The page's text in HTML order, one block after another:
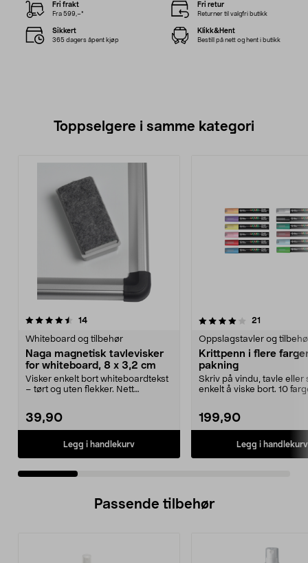
Fri frakt
Fra 599,–*
Fri retur
Returner til valgfri butikk
Sikkert
365 dagers åpent kjøp
Klikk&Hent
Bestill på nett og hent i butikk
Toppselgere i samme kategori
14anmeldelser
Whiteboard og tilbehør
Naga magnetisk tavlevisker
for whiteboard, 8 x 3,2 cm
Visker enkelt bort whiteboardtekst
– tørt og uten flekker. Nett
39,90
Legg i handlekurv
4.0 av 5 stjerner 21
Oppslagstavler og
Krittpenn i flere
pakning
Skriv på vindu, tavle eller
enkelt å viske bort. 10
199,90
Legg i handlekurv
4.5 av 5 stjerner
Passende tilbehør